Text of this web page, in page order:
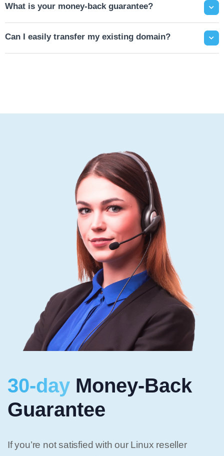
What is your money-back guarantee?
Can I easily transfer my existing domain?
30-day Money-Back
Guarantee
If you’re not satisfied with our Linux reseller